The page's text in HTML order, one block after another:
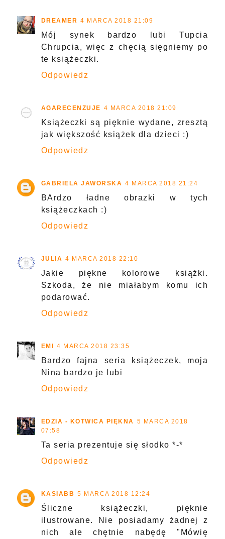
DREAMER 4 MARCA 2018 21:09
Mój synek bardzo lubi Tupcia
Chrupcia, więc z chęcią sięgniemy po
te książeczki.
Odpowiedz
AGARECENZUJE 4 MARCA 2018 21:09
Książeczki są pięknie wydane, zresztą
jak większość książek dla dzieci :)
Odpowiedz
GABRIELA JAWORSKA 4 MARCA 2018 21:24
BArdzo ładne obrazki w tych
książeczkach :)
Odpowiedz
JULIA 4 MARCA 2018 22:10
Jakie piękne kolorowe książki.
Szkoda, że nie miałabym komu ich
podarować.
Odpowiedz
EMI 4 MARCA 2018 23:35
Bardzo fajna seria książeczek, moja
Nina bardzo je lubi
Odpowiedz
EDZIA - KOTWICA PIĘKNA 5 MARCA 2018
07:58
Ta seria prezentuje się słodko *-*
Odpowiedz
KASIABB 5 MARCA 2018 12:24
Śliczne książeczki, pięknie
ilustrowane. Nie posiadamy żadnej z
nich ale chętnie nabędę "Mówię